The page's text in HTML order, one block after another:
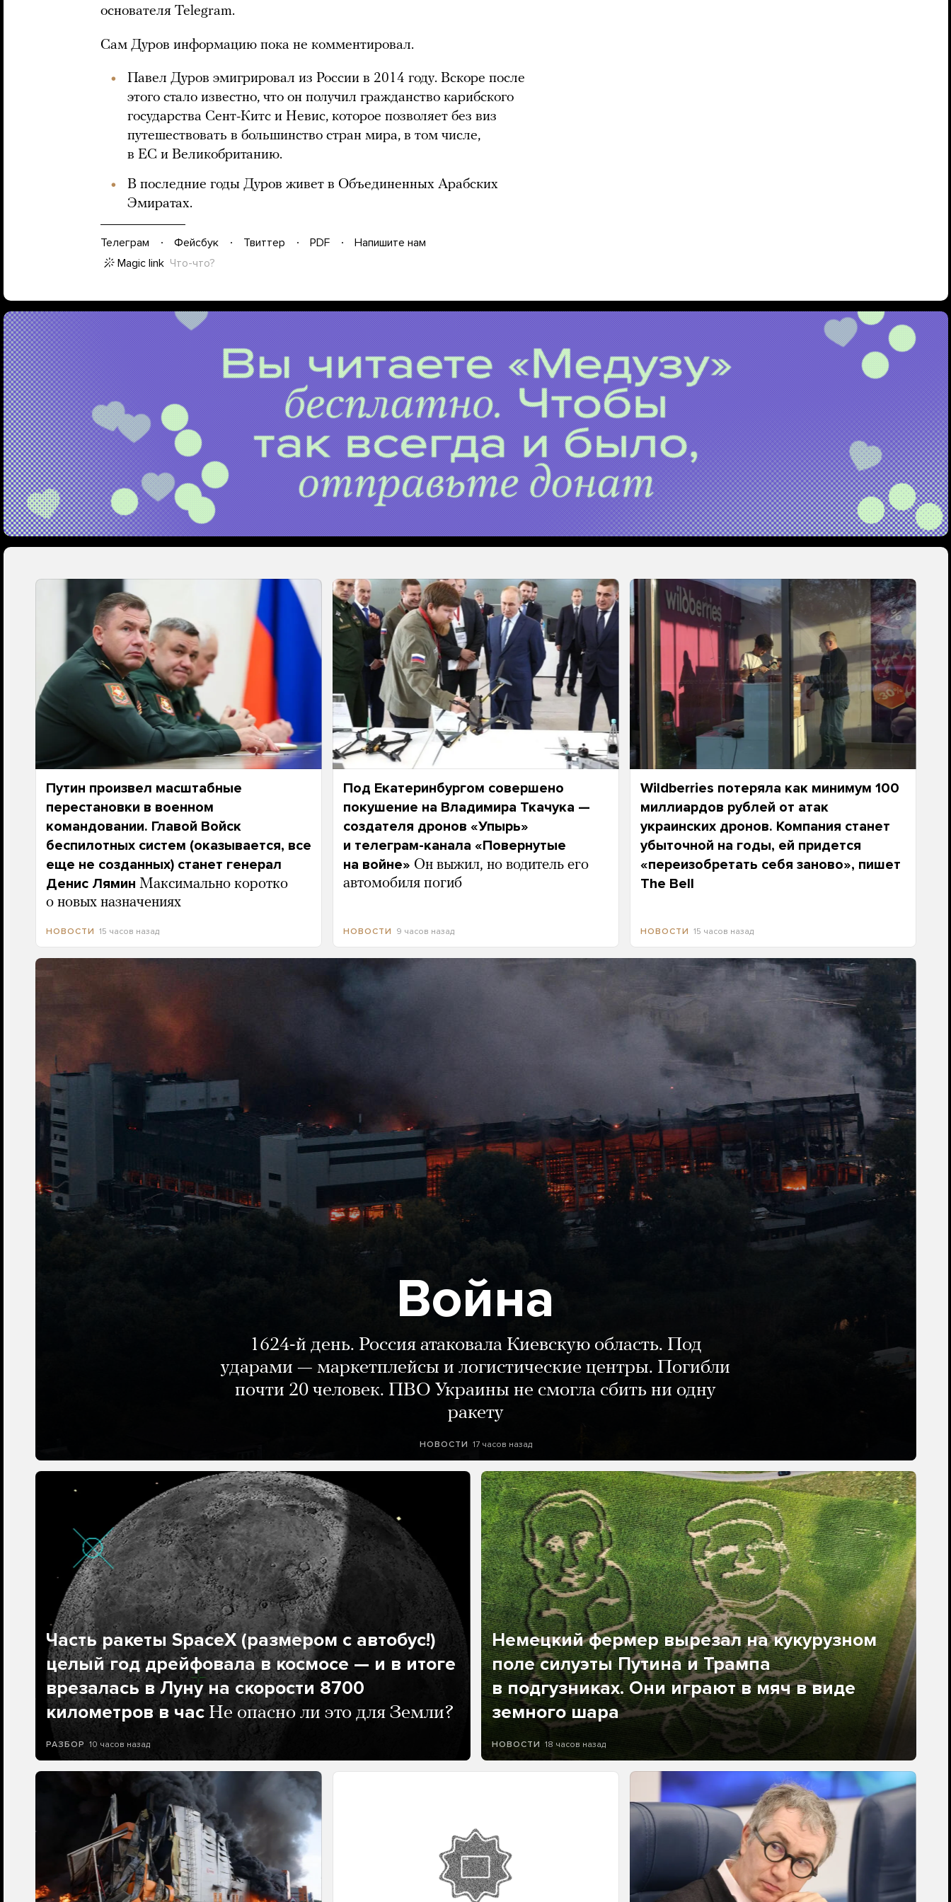
основателя Telegram.
Сам Дуров информацию пока не комментировал.
Павел Дуров эмигрировал из России в 2014 году. Вскоре после
этого стало известно, что он получил гражданство карибского
государства Сент-Китс и Невис, которое позволяет без виз
путешествовать в большинство стран мира, в том числе,
в ЕС и Великобританию.
В последние годы Дуров живет в Объединенных Арабских
Эмиратах.
Телеграм Фейсбук Твиттер PDF
Напишите нам
Magic link Что-что?
Путин произвел масштабные
перестановки в военном
командовании. Главой Войск
беспилотных систем (оказывается, все
еще не созданных) станет генерал
Денис Лямин Максимально коротко
о новых назначениях
НОВОСТИ 15 часов назад
Под Екатеринбургом совершено
покушение на Владимира Ткачука —
создателя дронов «Упырь»
и телеграм-канала «Повернутые
на войне» Он выжил, но водитель его
автомобиля погиб
НОВОСТИ 9 часов назад
Wildberries потеряла как минимум 100
миллиардов рублей от атак
украинских дронов. Компания станет
убыточной на годы, ей придется
«переизобретать себя заново», пишет
The Bell
НОВОСТИ 15 часов назад
Война
1624-й день. Россия атаковала Киевскую область. Под
ударами — маркетплейсы и логистические центры. Погибли
почти 20 человек. ПВО Украины не смогла сбить ни одну
ракету
НОВОСТИ 17 часов назад
Часть ракеты SpaceX (размером с автобус!)
целый год дрейфовала в космосе — и в итоге
врезалась в Луну на скорости 8700
километров в час Не опасно ли это для Земли?
РАЗБОР 10 часов назад
Немецкий фермер вырезал на кукурузном
поле силуэты Путина и Трампа
в подгузниках. Они играют в мяч в виде
земного шара
НОВОСТИ 18 часов назад